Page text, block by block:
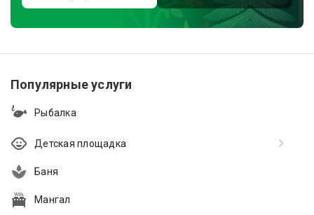
Популярные услуги
Рыбалка
Детская площадка
Баня
Мангал